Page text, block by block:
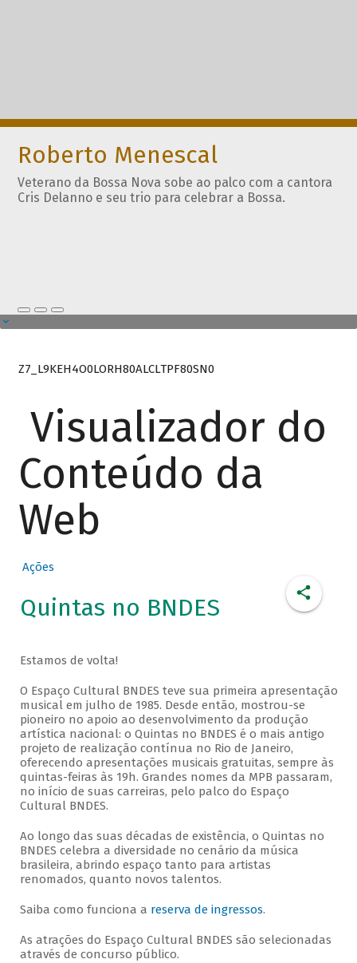
Roberto Menescal
Veterano da Bossa Nova sobe ao palco com a cantora
Cris Delanno e seu trio para celebrar a Bossa.
Z7_L9KEH4O0LORH80ALCLTPF80SN0
Visualizador do
Conteúdo da
Web
Ações
Quintas no BNDES
Estamos de volta!
O Espaço Cultural BNDES teve sua primeira apresentação
musical em julho de 1985. Desde então, mostrou-se
pioneiro no apoio ao desenvolvimento da produção
artística nacional: o Quintas no BNDES é o mais antigo
projeto de realização contínua no Rio de Janeiro,
oferecendo apresentações musicais gratuitas, sempre às
quintas-feiras às 19h. Grandes nomes da MPB passaram,
no início de suas carreiras, pelo palco do Espaço
Cultural BNDES.
Ao longo das suas décadas de existência, o Quintas no
BNDES celebra a diversidade no cenário da música
brasileira, abrindo espaço tanto para artistas
renomados, quanto novos talentos.
Saiba como funciona a reserva de ingressos.
As atrações do Espaço Cultural BNDES são selecionadas
através de concurso público.